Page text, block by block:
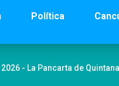
Política
- La Pancarta de